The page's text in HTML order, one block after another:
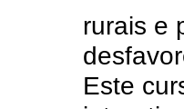
rurais e
Este